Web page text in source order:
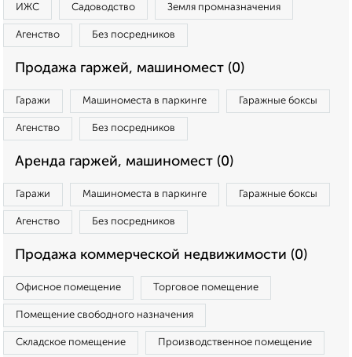
ИЖС Садоводство Земля промназначения
Агенство Без посредников
Продажа гаржей, машиномест (0)
Гаражи Машиноместа в паркинге Гаражные боксы
Агенство Без посредников
Аренда гаржей, машиномест (0)
Гаражи Машиноместа в паркинге Гаражные боксы
Агенство Без посредников
Продажа коммерческой недвижимости (0)
Офисное помещение Торговое помещение
Помещение свободного назначения
Складское помещение Производственное помещение